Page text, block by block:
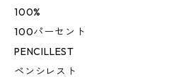
100%
100パーセント
PENCILLEST
ペンシレスト